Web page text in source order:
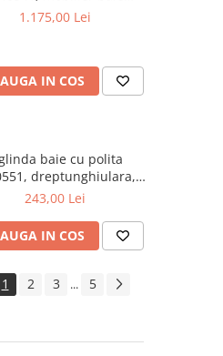
80 cm, front MDF,
1.175,00 Lei
IN COS
baie cu polita
dreptunghiulara,
PAL, 80 cm, alb
243,00 Lei
IN COS
1 2 3 ... 5